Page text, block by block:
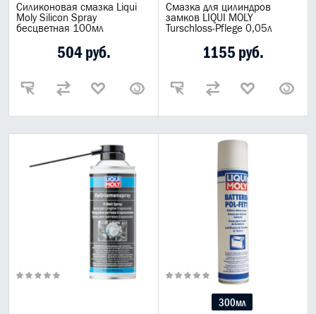
Силиконовая смазка Liqui
Moly Silicon Spray
бесцветная 100мл
504 руб.
Смазка для цилиндров
замков LIQUI MOLY
Turschloss-Pflege 0,05л
1155 руб.
300мл